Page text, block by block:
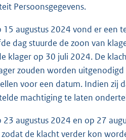
Persoonsgegevens.
15 augustus 2024 vond er een
dag stuurde de zoon van
klager op 30 juli 2024. De
zouden worden
voor een datum. Indien zij
machtiging te laten
23 augustus 2024 en op 27
zodat de klacht verder kon